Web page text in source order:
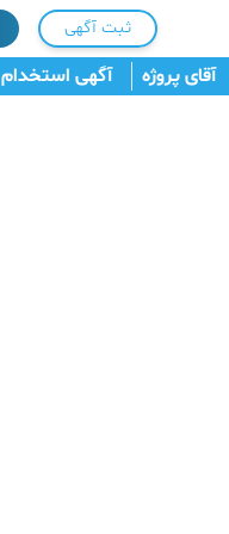
ثبت آگهی
آقای پروژه آگهی استخدام